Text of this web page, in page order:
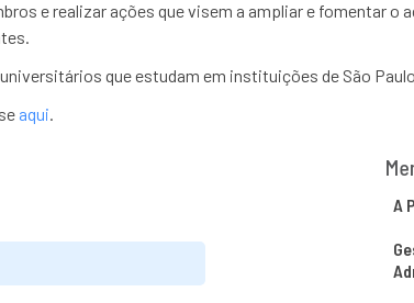
e realizar ações que visem a ampliar e fomentar o
que estudam em instituições de São
aqui.
A